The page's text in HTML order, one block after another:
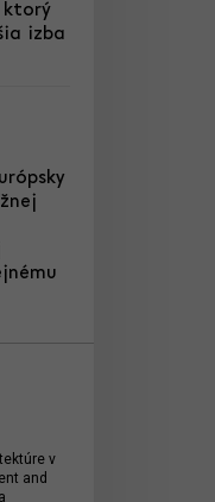
ktorý
izba
v
and